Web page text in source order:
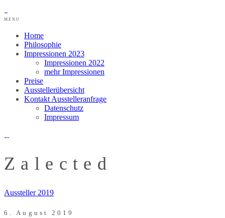
MENU
Home
Philosophie
Impressionen 2023
Impressionen 2022
mehr Impressionen
Preise
Ausstellerübersicht
Kontakt Ausstelleranfrage
Datenschutz
Impressum
Zalected
Aussteller 2019
6. August 2019